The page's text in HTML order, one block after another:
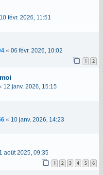
10 févr. 2026, 11:51
« 06 févr. 2026, 10:02
1 2
12 janv. 2026, 15:15
« 10 janv. 2026, 14:23
août 2025, 09:35
1 2 3 4 5 6